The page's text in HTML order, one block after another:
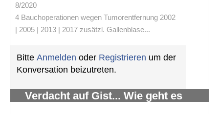
8/2020
4 Bauchoperationen wegen Tumorentfernung 2002
| 2005 | 2013 | 2017 zusätzl. Gallenblase...
Bitte Anmelden oder Registrieren um der
Konversation beizutreten.
Verdacht auf Gist... Wie geht es